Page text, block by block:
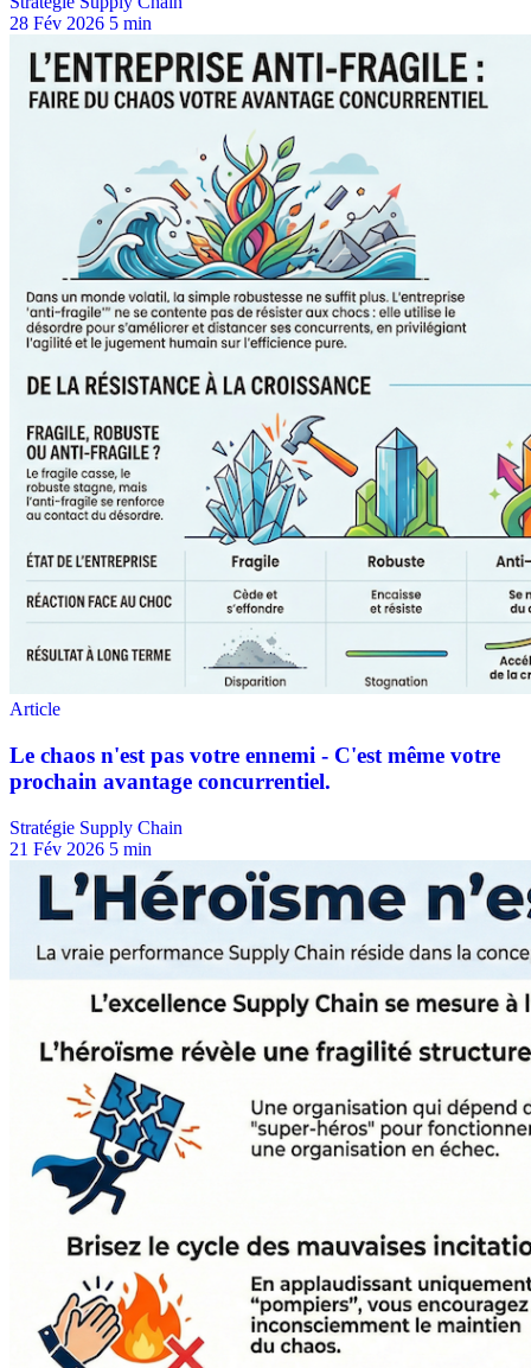
28 Fév 2026 5 min
Stratégie Supply Chain
21 Fév 2026 5 min